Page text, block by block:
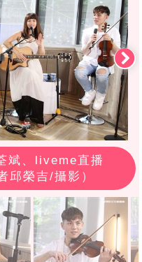
斌、liveme直播
邱榮吉/攝影）